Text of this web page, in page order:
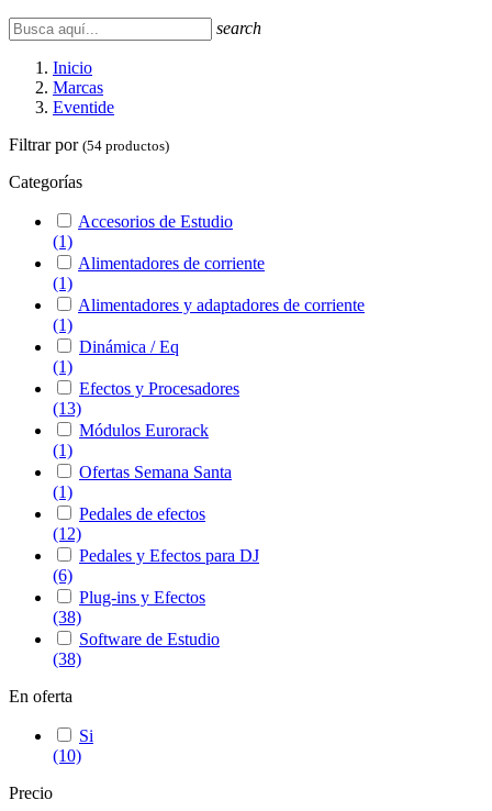
search
Inicio
Marcas
Eventide
Filtrar por (54 productos)
Categorías
Accesorios de Estudio
(1)
Alimentadores de corriente
(1)
Alimentadores y adaptadores de corriente
(1)
Dinámica / Eq
(1)
Efectos y Procesadores
(13)
Módulos Eurorack
(1)
Ofertas Semana Santa
(1)
Pedales de efectos
(12)
Pedales y Efectos para DJ
(6)
Plug-ins y Efectos
(38)
Software de Estudio
(38)
En oferta
Si
(10)
Precio